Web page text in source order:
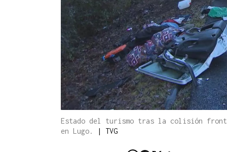
Estado del turismo tras la colisión
en Lugo.
| TVG